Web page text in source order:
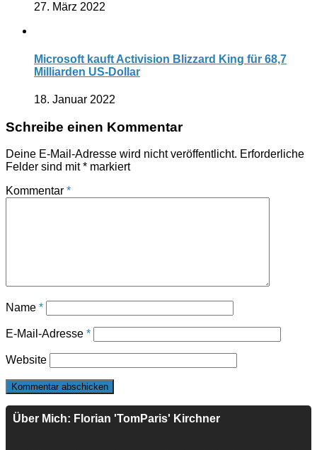
27. März 2022
Microsoft kauft Activision Blizzard King für 68,7
Milliarden US-Dollar
18. Januar 2022
Schreibe einen Kommentar
Deine E-Mail-Adresse wird nicht veröffentlicht. Erforderliche
Felder sind mit* markiert
Kommentar *
Name *
E-Mail-Adresse *
Website
Über Mich: Florian 'TomParis' Kirchner